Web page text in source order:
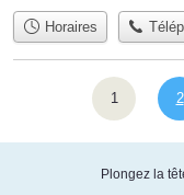
Horaires
1 2
Plongez la